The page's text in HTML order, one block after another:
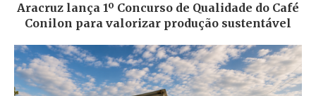
Aracruz lança 1º Concurso de Qualidade do Café
Conilon para valorizar produção sustentável